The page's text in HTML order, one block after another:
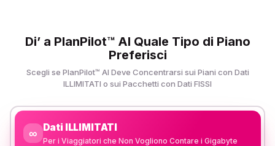
Di’ a PlanPilot™ AI Quale Tipo di Piano
Preferisci
Scegli se PlanPilot™ AI Deve Concentrarsi sui Piani con Dati
ILLIMITATI o sui Pacchetti con Dati FISSI
∞ Dati ILLIMITATI
Per i Viaggiatori che Non Vogliono Contare i Gigabyte